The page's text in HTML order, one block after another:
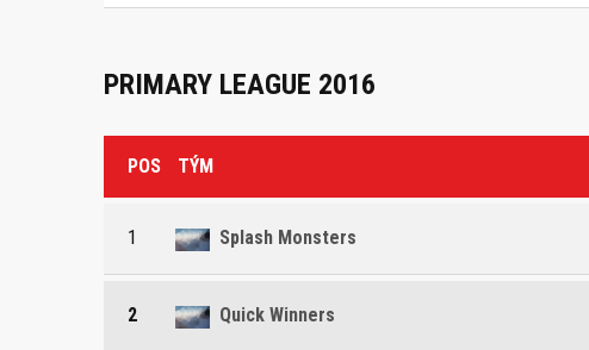
PRIMARY LEAGUE 2016
POS TÝM
1 Splash Monsters
2 Quick Winners